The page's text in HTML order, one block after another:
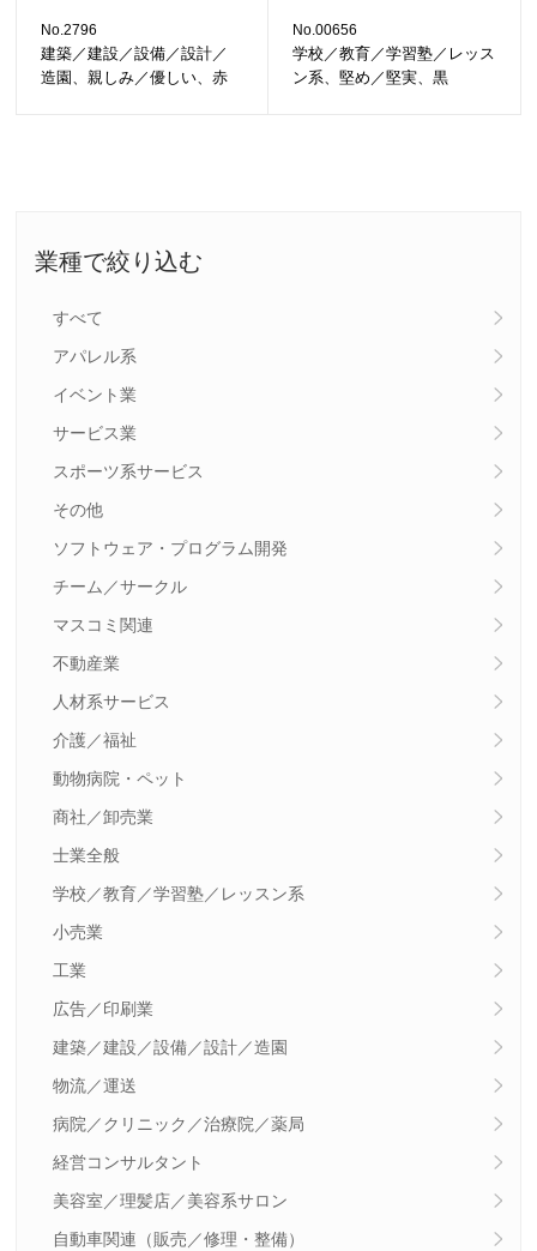
業種で絞り込む
すべて
アパレル系
イベント業
サービス業
スポーツ系サービス
その他
ソフトウェア・プログラム開発
チーム／サークル
マスコミ関連
不動産業
人材系サービス
介護／福祉
動物病院・ペット
商社／卸売業
士業全般
学校／教育／学習塾／レッスン系
小売業
工業
広告／印刷業
建築／建設／設備／設計／造園
物流／運送
病院／クリニック／治療院／薬局
経営コンサルタント
美容室／理髪店／美容系サロン
自動車関連（販売／修理・整備）
No.2796
建築／建設／設備／設計／
造園、親しみ／優しい、赤
No.00656
学校／教育／学習塾／レッス
ン系、堅め／堅実、黒